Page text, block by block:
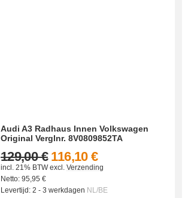
Audi A3 Radhaus Innen Volkswagen
Original Verglnr. 8V0809852TA
116,10 €
129,00 €
incl. 21% BTWexcl. Verzending
Netto: 95,95 €
Levertijd: 2 - 3 werkdagen NL/BE